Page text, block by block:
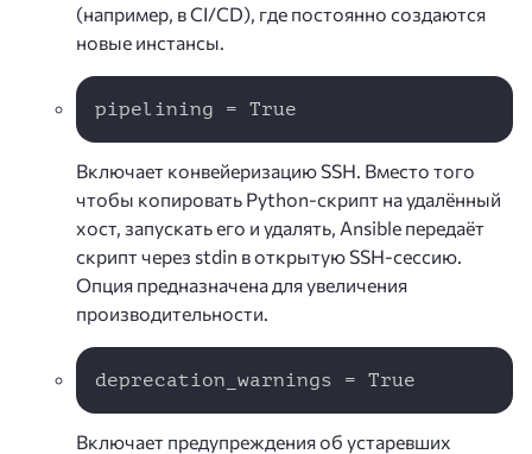
(например, в CI/CD), где постоянно создаются
новые инстансы.
pipelining = True
Включает конвейеризацию SSH. Вместо того
чтобы копировать Python-скрипт на удалённый
хост, запускать его и удалять, Ansible передаёт
скрипт через stdin в открытую SSH-сессию.
Опция предназначена для увеличения
производительности.
deprecation_warnings = True
Включает предупреждения об устаревших